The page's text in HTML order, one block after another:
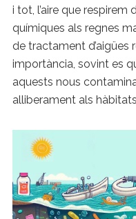
i tot, l’aire que
químiques als regnes
de tractament d’aigües
importància, sovint es
aquests nous
alliberament als